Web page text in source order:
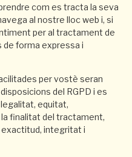
com es tracta la seva
al nostre lloc web i, si
per al tractament de
forma expressa i
per vostè seran
del RGPD i es
equitat,
finalitat del tractament,
exactitud, integritat i